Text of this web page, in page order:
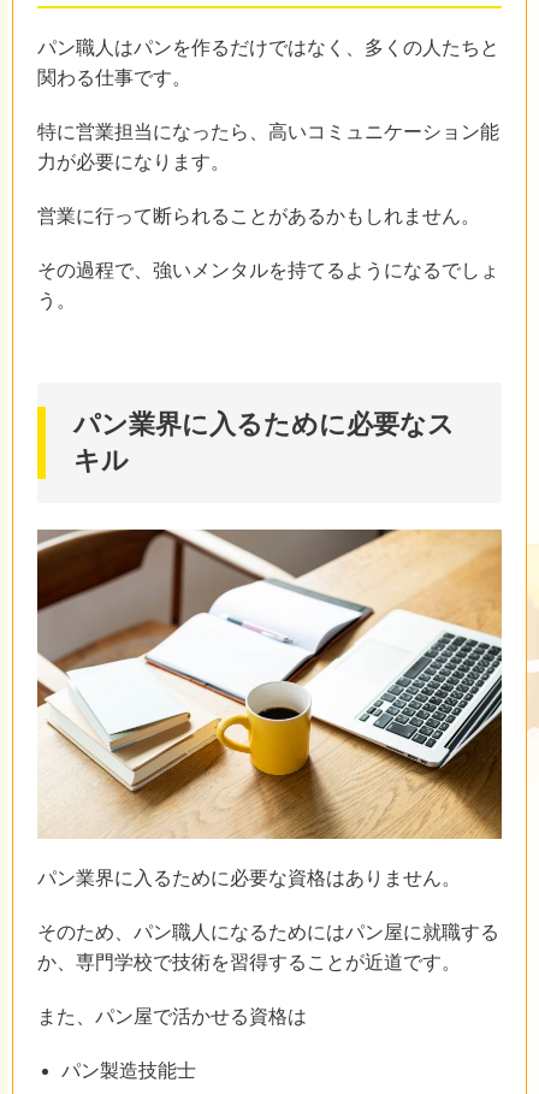
パン職人はパンを作るだけではなく、多くの人たちと
関わる仕事です。
特に営業担当になったら、高いコミュニケーション能
力が必要になります。
営業に行って断られることがあるかもしれません。
その過程で、強いメンタルを持てるようになるでしょ
う。
パン業界に入るために必要なス
キル
パン業界に入るために必要な資格はありません。
そのため、パン職人になるためにはパン屋に就職する
か、専門学校で技術を習得することが近道です。
また、パン屋で活かせる資格は
パン製造技能士